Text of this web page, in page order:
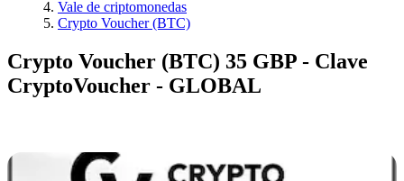
Vale de criptomonedas
Crypto Voucher (BTC)
Crypto Voucher (BTC) 35 GBP - Clave
CryptoVoucher - GLOBAL